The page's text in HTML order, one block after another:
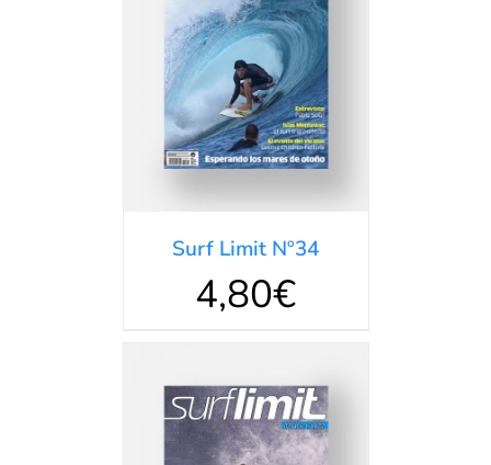
DETALLES
Surf Limit Nº34
4,80€